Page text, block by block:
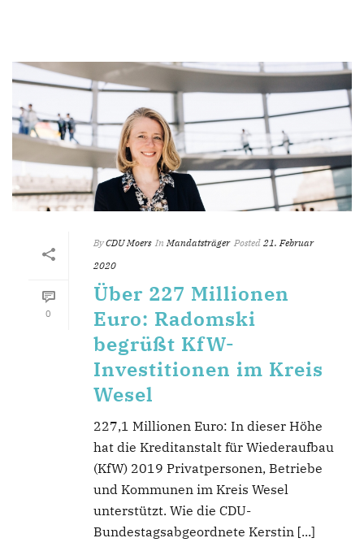
0
By CDU Moers In Mandatsträger Posted 21. Februar
2020
Über 227 Millionen
Euro: Radomski
begrüßt KfW-
Investitionen im Kreis
Wesel
227,1 Millionen Euro: In dieser Höhe
hat die Kreditanstalt für Wiederaufbau
(KfW) 2019 Privatpersonen, Betriebe
und Kommunen im Kreis Wesel
unterstützt. Wie die CDU-
Bundestagsabgeordnete Kerstin [...]